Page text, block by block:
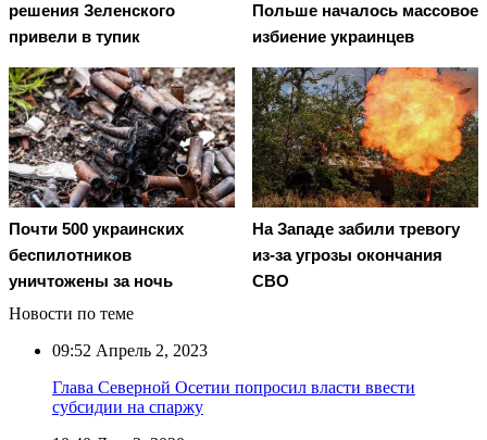
решения Зеленского
привели в тупик
Польше началось массовое
избиение украинцев
Почти 500 украинских
беспилотников
уничтожены за ночь
На Западе забили тревогу
из-за угрозы окончания
СВО
Новости по теме
09:52 Апрель 2, 2023
Глава Северной Осетии попросил власти ввести
субсидии на спаржу